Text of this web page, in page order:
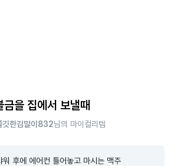
금을 집에서 보낼때
깃한김말이832님의 마이컬리템
워 후에 에어컨 틀어놓고 마시는 맥주